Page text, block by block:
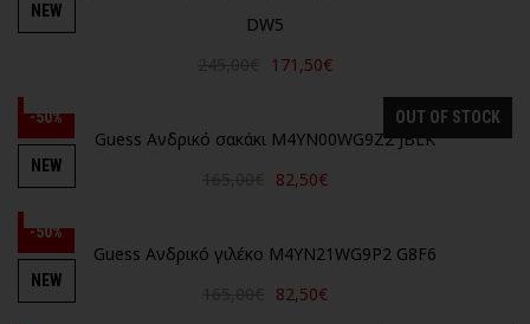
NEW
DW5
171,50€
-50% OUT OF STOCK
NEW
Guess Ανδρικό σακάκι M4YN00WG9Z2 JBLK
82,50€
-50%
NEW
Guess Ανδρικό γιλέκο M4YN21WG9P2 G8F6
82,50€